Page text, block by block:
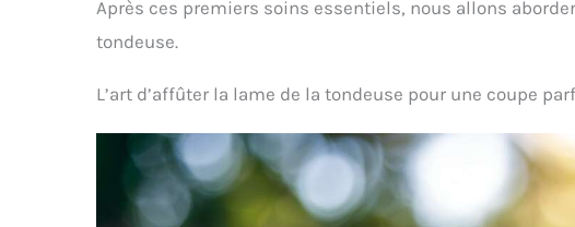
extérieur, terrasse,
utilisée pour nettoyer et
en matière résistante.
FABRIQUE EN FRANCE :
Notre brosse est
fabriquée en France pour
vous offrir le meilleur
qualité et en
de trois
métallique/fil
cuivre/fil de
manche en PP. Le
de nettoyage avec
en acier inoxydable
Après ces premiers soins essentiels, nous allons
tondeuse.
L’art d’affûter la lame de la tondeuse pour une coupe